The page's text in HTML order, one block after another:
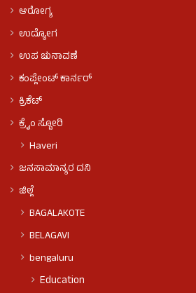
ಆರೋಗ್ಯ
ಉದ್ಯೋಗ
ಉಪ ಚುನಾವಣೆ
ಕಂಪ್ಲೇಂಟ್ ಕಾರ್ನರ್
ಕ್ರಿಕೆಟ್
ಕ್ರೈಂ ಸ್ಟೋರಿ
Haveri
ಜನಸಾಮಾನ್ಯರ ದನಿ
ಜಿಲ್ಲೆ
BAGALAKOTE
BELAGAVI
bengaluru
Education